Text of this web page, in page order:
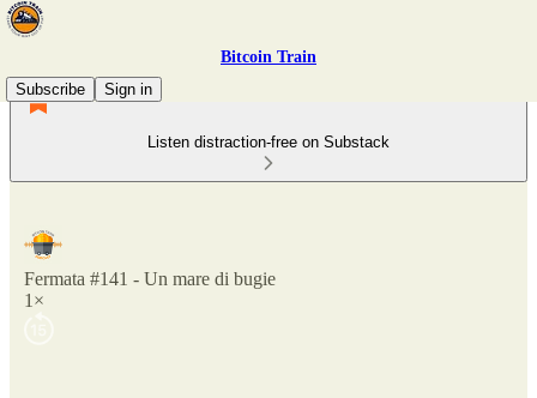
Bitcoin Train
Subscribe
Sign in
Listen distraction-free on Substack
Fermata #141 - Un mare di bugie
1×